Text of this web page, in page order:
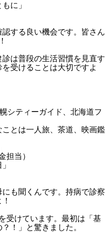
に」
する良い機会です。皆さん
は普段の生活習慣を見直す
受けることは大切ですよ
シティーガイド、北海道フ
とは一人旅、茶道、映画鑑
担当）
にも聞くんです。持病で診察
受けています。最初は「基
！」と驚きました。